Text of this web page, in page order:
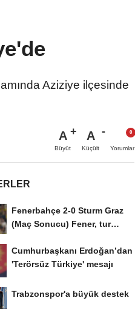
Aziziye ilçesinde
A
Büyüt
A
Küçült Yorumlar
Fenerbahçe 2-0 Sturm Graz
(Maç Sonucu) Fener, tur
Cumhurbaşkanı Erdoğan’dan
'Terörsüz Türkiye' mesajı
Trabzonspor'a büyük destek